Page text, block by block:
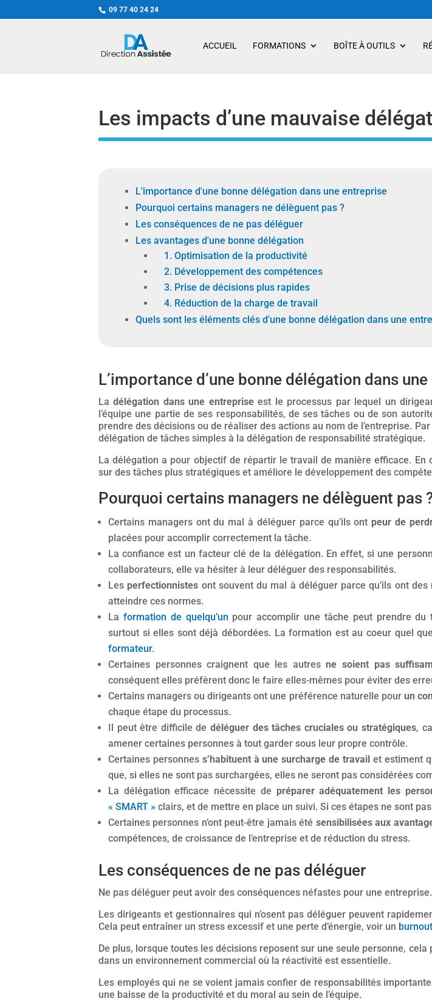
09 77 40 24 24
ACCUEIL FORMATIONS BOÎTE À OUTILS
Les impacts d’une mauvaise
L'importance d'une bonne délégation dans une entreprise
Pourquoi certains managers ne délèguent pas ?
Les conséquences de ne pas déléguer
Les avantages d'une bonne délégation
1. Optimisation de la productivité
2. Développement des compétences
3. Prise de décisions plus rapides
4. Réduction de la charge de travail
Quels sont les éléments clés d'une bonne délégation dans une
L’importance d’une bonne délégation dans
Ladélégation dans une entrepriseest le processus par lequel un
l’équipe une partie de ses responsabilités, de ses tâches ou de son
prendre des décisions ou de réaliser des actions au nom de l’entreprise.
délégation de tâches simples à la délégation de responsabilité stratégique.
La délégation a pour objectif de répartir le travail de manière efficace.
sur des tâches plus stratégiques et améliore le développement des
Pourquoi certains managers ne délèguent pas
Certains managers ont du mal à déléguer parce qu’ils ont peur de
placées pour accomplir correctement la tâche.
La confiance est un facteur clé de la délégation. En effet, si une
collaborateurs, elle va hésiter à leur déléguer des responsabilités.
Les perfectionnistes ont souvent du mal à déléguer parce qu’ils ont
atteindre ces normes.
La formation de quelqu’un pour accomplir une tâche peut prendre du
surtout si elles sont déjà débordées. La formation est au coeur quel
formateur.
Certaines personnes craignent que les autresne soient pas
conséquent elles préfèrent donc le faire elles-mêmes pour éviter des
Certains managers ou dirigeants ont une préférence naturelle pour un
chaque étape du processus.
Il peut être difficile de déléguer des tâches cruciales ou stratégiques,
amener certaines personnes à tout garder sous leur propre contrôle.
Certaines personnes s’habituent à une surcharge de travail et estiment
que, si elles ne sont pas surchargées, elles ne seront pas considérées
La délégation efficace nécessite de préparer adéquatement les
« SMART » clairs, et de mettre en place un suivi. Si ces étapes ne sont
Certaines personnes n’ont peut-être jamais été sensibilisées aux
compétences, de croissance de l’entreprise et de réduction du stress.
Les conséquences de ne pas déléguer
Ne pas déléguer peut avoir des conséquences néfastes pour une entreprise.
Les dirigeants et gestionnaires qui n’osent pas déléguer peuvent
Cela peut entraîner un stress excessif et une perte d’énergie, voir un burnout
De plus, lorsque toutes les décisions reposent sur une seule personne, cela
dans un environnement commercial où la réactivité est essentielle.
Les employés qui ne se voient jamais confier de responsabilités
une baisse de la productivité et du moral au sein de l’équipe.